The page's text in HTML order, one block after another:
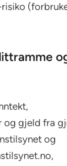
risiko
og gjeld fra
og